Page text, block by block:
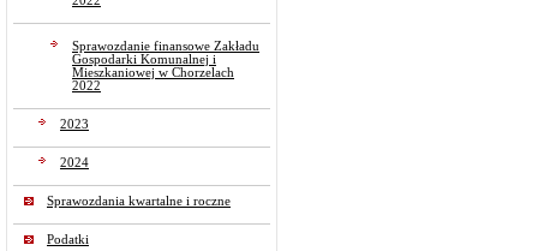
Sprawozdanie finansowe Zakładu
Gospodarki Komunalnej i
Mieszkaniowej w Chorzelach
2022
2023
2024
Sprawozdania kwartalne i roczne
Podatki